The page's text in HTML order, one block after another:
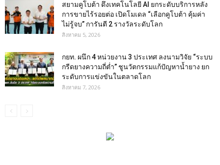
สยามคูโบต้า ดึงเทคโนโลยี AI ยกระดับบริการหลัง
การขายไร้รอยต่อ เปิดโมเดล “เลือกคูโบต้า คุ้มค่า
ไม่รู้จบ” การันตี 2 รางวัลระดับโลก
สิงหาคม 5, 2026
กยท. ผนึก 4 หน่วยงาน 3 ประเทศ ลงนามวิจัย “ระบบ
กรีดยางความถี่ต่ำ” ชูนวัตกรรมแก้ปัญหาน้ำยาง ยก
ระดับการแข่งขันในตลาดโลก
สิงหาคม 7, 2026